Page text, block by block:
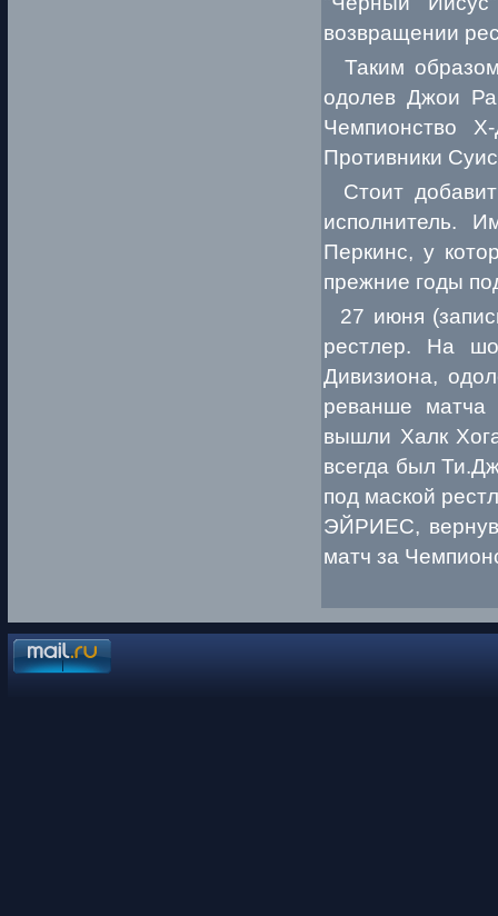
возвращении
Таким
одолев Джои
Чемпионство
Противники
Стоит
исполнитель.
Перкинс, у
прежние годы
27 июня
рестлер. На
Дивизиона,
реванше матча
вышли Халк
всегда был
под маской
ЭЙРИЕС,
матч за